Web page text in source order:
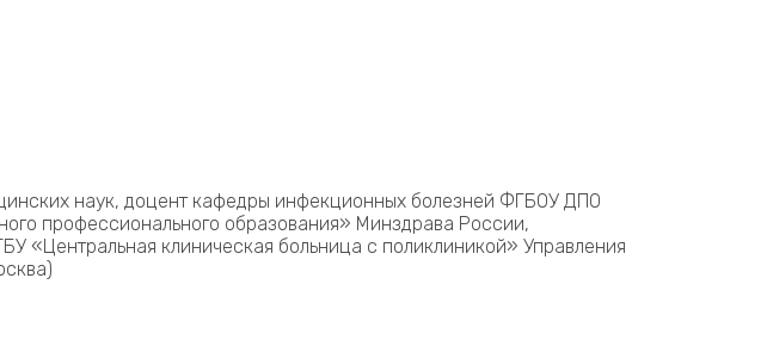
наук, доцент кафедры инфекционных болезней ФГБОУ ДПО
профессионального образования» Минздрава России,
клиническая больница с поликлиникой» Управления